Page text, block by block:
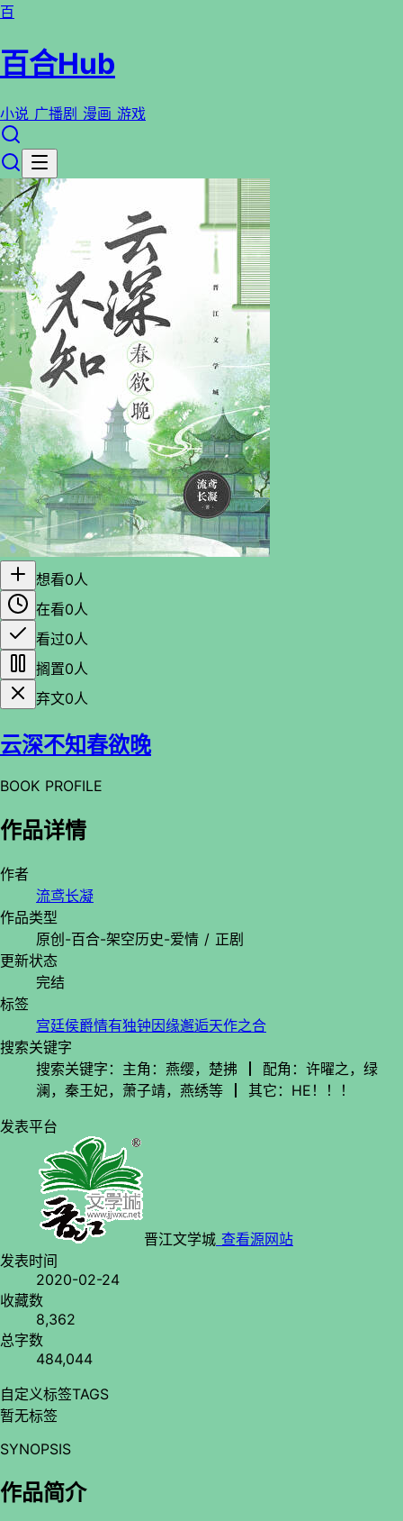
百
百合Hub
小说 广播剧 漫画 游戏
想看0人
在看0人
看过0人
搁置0人
弃文0人
云深不知春欲晚
BOOK PROFILE
作品详情
作者
流鸢长凝
作品类型
原创-百合-架空历史-爱情 / 正剧
更新状态
完结
标签
宫廷侯爵情有独钟因缘邂逅天作之合
搜索关键字
搜索关键字：主角：燕缨，楚拂 ┃ 配角：许曜之，绿
澜，秦王妃，萧子靖，燕绣等 ┃ 其它：HE！！！
发表平台
晋江文学城 查看源网站
发表时间
2020-02-24
收藏数
8,362
总字数
484,044
自定义标签TAGS
暂无标签
SYNOPSIS
作品简介